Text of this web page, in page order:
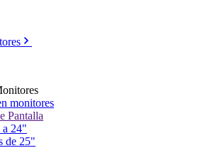
monitores
Pantalla
a 24"
de 25"